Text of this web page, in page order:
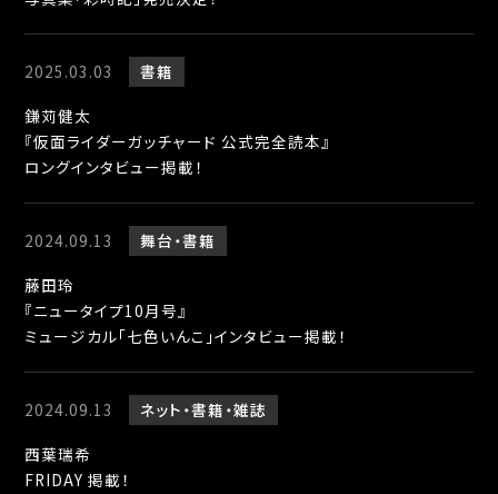
2025.03.03
書籍
鎌苅健太
『仮面ライダーガッチャード 公式完全読本』
ロングインタビュー掲載！
2024.09.13 舞台 書籍
藤田玲
『ニュータイプ10月号』
ミュージカル「七色いんこ」インタビュー掲載！
2024.09.13 ネット 書籍 雑誌
西葉瑞希
FRIDAY 掲載！